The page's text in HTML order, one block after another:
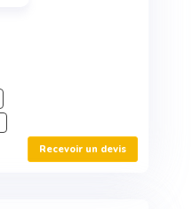
Recevoir un devis